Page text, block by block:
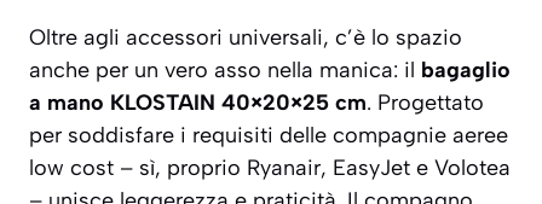
Oltre agli accessori universali, c’è lo spazio
anche per un vero asso nella manica: il bagaglio
a mano KLOSTAIN 40×20×25 cm. Progettato
per soddisfare i requisiti delle compagnie aeree
low cost – sì, proprio Ryanair, EasyJet e Volotea